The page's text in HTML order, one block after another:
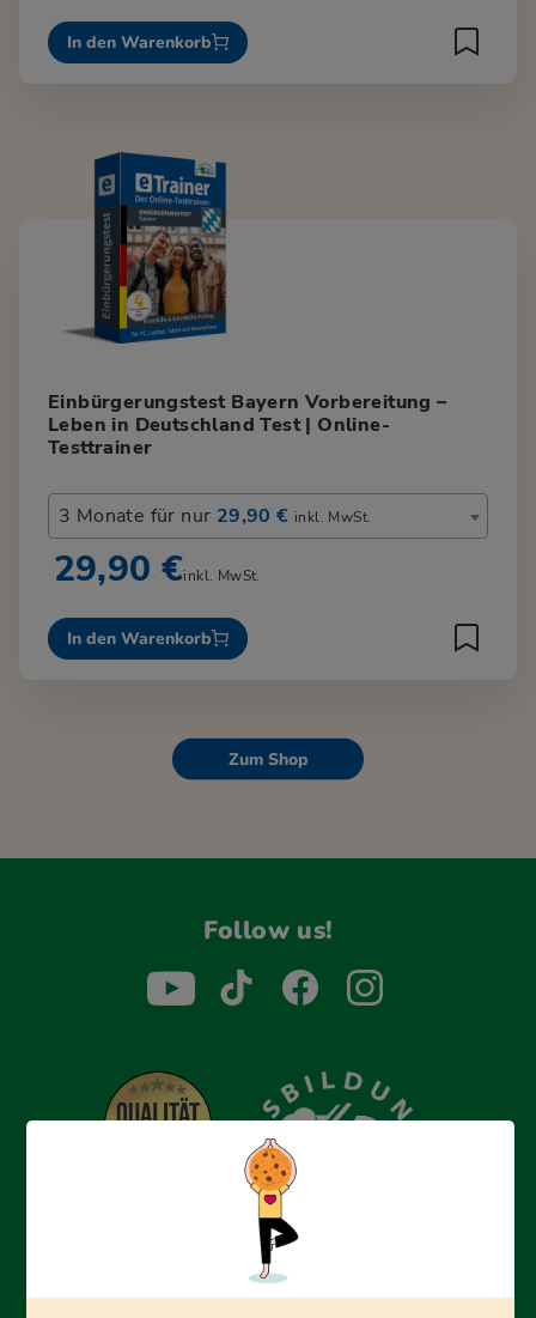
In den Warenkorb
Einbürgerungstest Bayern Vorbereitung –
Leben in Deutschland Test | Online-
Testtrainer
3 Monate für nur 29,90 € inkl. MwSt.
29,90 €inkl. MwSt.
In den Warenkorb
Zum Shop
Follow us!
Erfolgreich bewerben mit Ausbildungspark: Wir
begleiten dich Schritt für Schritt bei deinem Start in den